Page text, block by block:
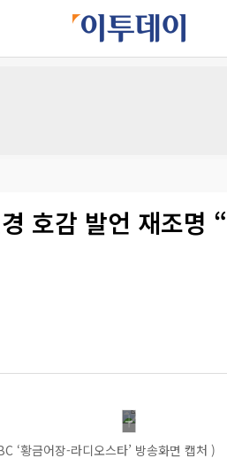
호감 발언 재조명
‘황금어장-라디오스타’ 방송화면 캡처 )